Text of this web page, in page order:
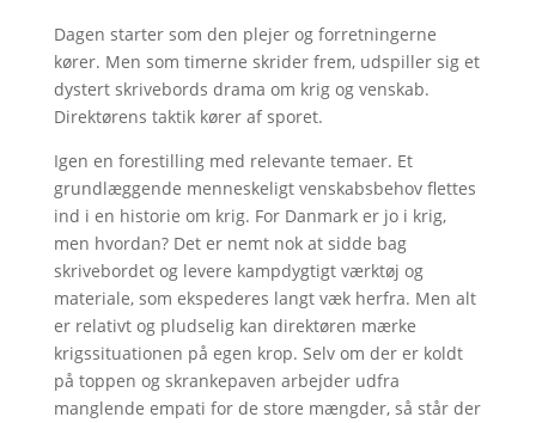
Dagen starter som den plejer og forretningerne
kører. Men som timerne skrider frem, udspiller sig et
dystert skrivebords drama om krig og venskab.
Direktørens taktik kører af sporet.
Igen en forestilling med relevante temaer. Et
grundlæggende menneskeligt venskabsbehov flettes
ind i en historie om krig. For Danmark er jo i krig,
men hvordan? Det er nemt nok at sidde bag
skrivebordet og levere kampdygtigt værktøj og
materiale, som ekspederes langt væk herfra. Men alt
er relativt og pludselig kan direktøren mærke
krigssituationen på egen krop. Selv om der er koldt
på toppen og skrankepaven arbejder udfra
manglende empati for de store mængder, så står der